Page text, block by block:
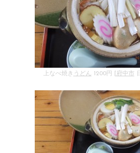
上なべ焼き うどん 1200円 [ 府中市